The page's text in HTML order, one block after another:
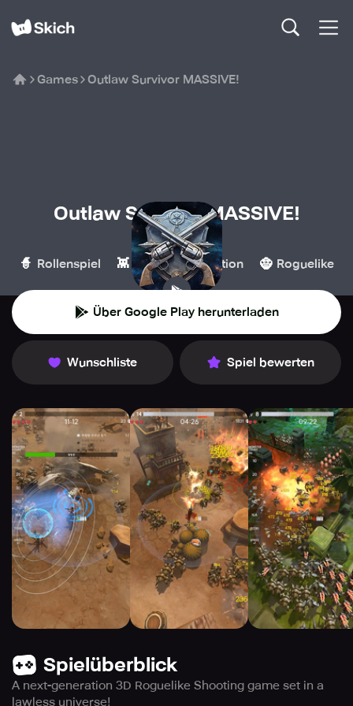
Games Outlaw Survivor MASSIVE!
Outlaw Survivor MASSIVE!
TEENY.studio
🧙 Rollenspiel 👾 Casual 💥 Action 🧌 Roguelike
Über Google Play herunterladen
Wunschliste Spiel bewerten
Spielüberblick
A next-generation 3D Roguelike Shooting game set in a
lawless universe!